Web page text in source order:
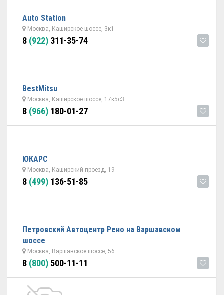
Auto Station
Москва, Каширское шоссе, 3к1
8 (922) 311-35-74
BestMitsu
Москва, Каширское шоссе, 17к5с3
8 (966) 180-01-27
ЮКАРС
Москва, Каширский проезд, 19
8 (499) 136-51-85
Петровский Автоцентр Рено на Варшавском
шоссе
Москва, Варшавское шоссе, 56
8 (800) 500-11-11